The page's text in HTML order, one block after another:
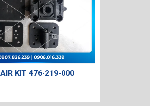
VAN CHIA KHÍ 031-146-000